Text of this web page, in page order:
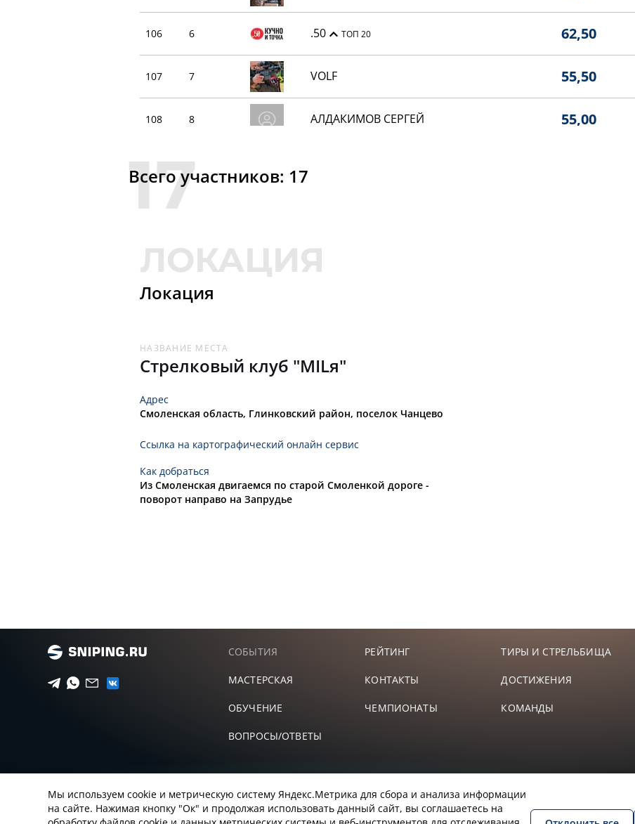
106 6 .50 ТОП 20 62,50
107 7 VOLF 55,50
108 8 АЛДАКИМОВ СЕРГЕЙ 55,00
110 9
111 11 СЕРГЕЙ А.
112 12
114 14 РАЗУМОВ КОНСТАНТИН
115 15 ПОГОДИН АЛЕКСАНДР
117 17
Всего участников: 17
Локация
НАЗВАНИЕ МЕСТА
Стрелковый клуб "MILя"
Адрес
Смоленская область, Глинковский район, поселок Чанцево
Ссылка на картографический онлайн сервис
Как добраться
Из Смоленская двигаемся по старой Смоленкой дороге -
поворот направо на Запрудье
СОБЫТИЯ РЕЙТИНГ ТИРЫ И СТРЕЛЬБИЩА
МАСТЕРСКАЯ КОНТАКТЫ ДОСТИЖЕНИЯ
ОБУЧЕНИЕ ЧЕМПИОНАТЫ КОМАНДЫ
ВОПРОСЫ/ОТВЕТЫ
Мы используем cookie и метрическую систему Яндекс.Метрика для сбора и анализа информации
на сайте. Нажимая кнопку "Ок" и продолжая использовать данный сайт, вы соглашаетесь на